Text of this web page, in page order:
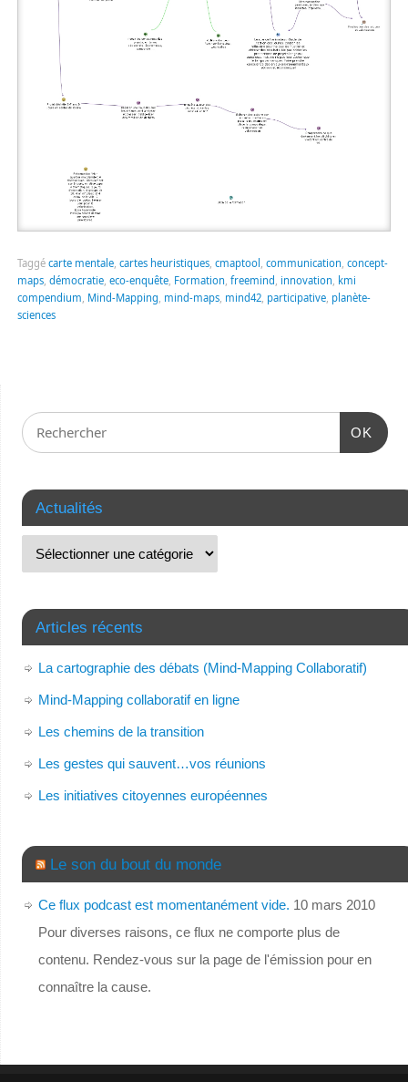
Taggé carte mentale, cartes heuristiques, cmaptool communication concept-
maps, démocratie, eco-enquête, Formation freemind innovation kmi
compendium Mind-Mapping mind-maps, mind42, participative, planète-
sciences
OK
Actualités
Articles récents
La cartographie des débats (Mind-Mapping Collaboratif)
Mind-Mapping collaboratif en ligne
Les chemins de la transition
Les gestes qui sauvent…vos réunions
Les initiatives citoyennes européennes
Le son du bout du monde
Ce flux podcast est momentanément vide. 10 mars 2010
Pour diverses raisons, ce flux ne comporte plus de
contenu. Rendez-vous sur la page de l'émission pour en
connaître la cause.